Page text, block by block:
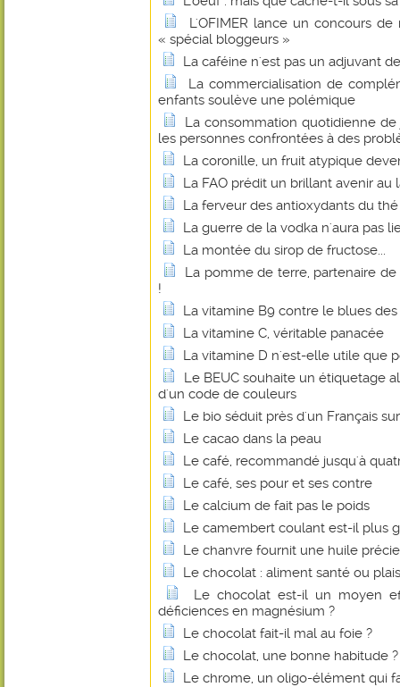
L'OFIMER lance un concours
« spécial bloggeurs »
La caféine n'est pas un adjuvant
La commercialisation de
enfants soulève une polémique
La consommation quotidienne
les personnes confrontées à des
La coronille, un fruit atypique
La FAO prédit un brillant avenir au
La ferveur des antioxydants du thé
La guerre de la vodka n'aura pas
La montée du sirop de fructose...
La pomme de terre, partenaire
!
La vitamine B9 contre le blues
La vitamine C, véritable panacée
La vitamine D n'est-elle utile que
Le BEUC souhaite un étiquetage
d'un code de couleurs
Le bio séduit près d'un Français
Le cacao dans la peau
Le café, recommandé jusqu'à
Le café, ses pour et ses contre
Le calcium de fait pas le poids
Le camembert coulant est-il plus
Le chanvre fournit une huile
Le chocolat : aliment santé ou
Le chocolat est-il un moyen
déficiences en magnésium ?
Le chocolat fait-il mal au foie ?
Le chocolat, une bonne habitude ?
Le chrome, un oligo-élément qui